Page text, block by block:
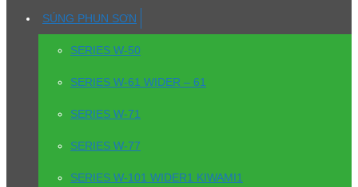
SÚNG PHUN SƠN
SERIES W-50
SERIES W-61 WIDER – 61
SERIES W-71
SERIES W-77
SERIES W-101 WIDER1 KIWAMI1